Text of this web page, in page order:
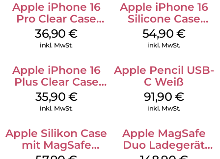
Apple iPhone 16
Pro Clear Case
MagSafe
Transparent
36,90€
inkl. MwSt.
Apple iPhone 16
Silicone Case
MagSafe Lake
Green
54,90 €
inkl. MwSt.
Apple iPhone 16
Plus Clear Case
MagSafe
Transparent
35,90 €
inkl. MwSt.
Apple Pencil USB-
C Weiß
91,90 €
inkl. MwSt.
Apple Silikon Case
mit MagSafe
Apple MagSafe
Duo Ladegerät